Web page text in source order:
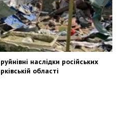
наслідки російських
області